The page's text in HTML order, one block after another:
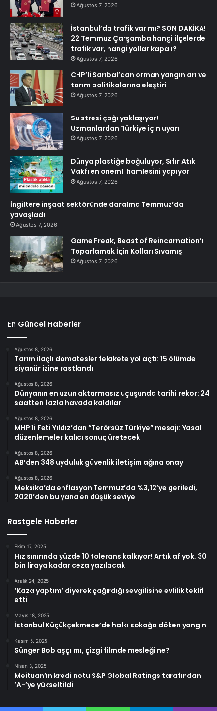
Ağustos 7, 2026
İstanbul’da trafik var mı? SON DAKİKA!
22 Temmuz Çarşamba hangi ilçelerde
trafik var, hangi yollar kapalı?
Ağustos 7, 2026
CHP’li Sarıbal’dan orman yangınları ve
tarım politikalarına eleştiri
Ağustos 7, 2026
Su stresi çağı yaklaşıyor!
Uzmanlardan Türkiye için uyarı
Ağustos 7, 2026
Dünya plastiğe boğuluyor, Sıfır Atık
Vakfı en önemli hamlesini yapıyor
Ağustos 7, 2026
İngiltere inşaat sektöründe daralma Temmuz’da
yavaşladı
Ağustos 7, 2026
Game Freak, Beast of Reincarnation’ı
Toparlamak İçin Kolları Sıvamış
Ağustos 7, 2026
En Güncel Haberler
Ağustos 8, 2026
Tarım ilaçlı domatesler felakete yol açtı: 15 ölümde
siyanür izine rastlandı
Ağustos 8, 2026
Dünyanın en uzun aktarmasız uçuşunda tarihi rekor: 24
saatten fazla havada kaldılar
Ağustos 8, 2026
MHP’li Feti Yıldız’dan “Terörsüz Türkiye” mesajı: Yasal
düzenlemeler kalıcı sonuç üretecek
Ağustos 8, 2026
AB’den 348 uyduluk güvenlik iletişim ağına onay
Ağustos 8, 2026
Meksika’da enflasyon Temmuz’da %3,12’ye geriledi,
2020’den bu yana en düşük seviye
Rastgele Haberler
Ekim 17, 2025
Hız sınırında yüzde 10 tolerans kalkıyor! Artık af yok, 30
bin liraya kadar ceza yazılacak
Aralık 24, 2025
‘Kaza yaptım’ diyerek çağırdığı sevgilisine evlilik teklif
etti
Mayıs 18, 2025
İstanbul Küçükçekmece’de halkı sokağa döken yangın
Kasım 5, 2025
Sünger Bob aşçı mı, çizgi filmde mesleği ne?
Nisan 3, 2025
Meituan’ın kredi notu S&P Global Ratings tarafından
’A-’ye yükseltildi